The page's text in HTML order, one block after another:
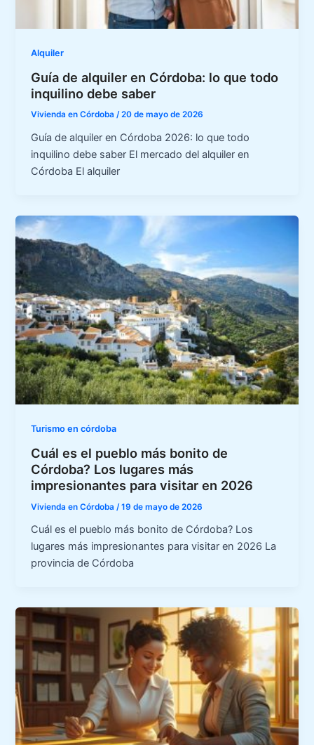
Alquiler
Guía de alquiler en Córdoba: lo que todo
inquilino debe saber
Vivienda en Córdoba/20 de mayo de 2026
Guía de alquiler en Córdoba 2026: lo que todo
inquilino debe saber El mercado del alquiler en
Córdoba El alquiler
Turismo en córdoba
Cuál es el pueblo más bonito de
Córdoba? Los lugares más
impresionantes para visitar en 2026
Vivienda en Córdoba /19 de mayo de 2026
Cuál es el pueblo más bonito de Córdoba? Los
lugares más impresionantes para visitar en 2026 La
provincia de Córdoba